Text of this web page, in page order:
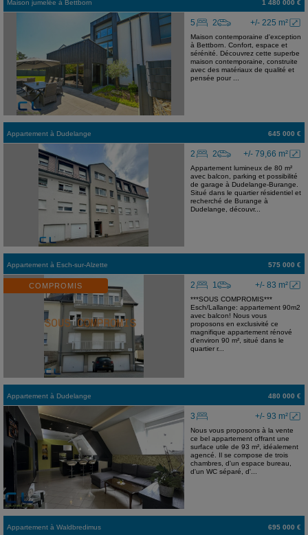
Maison jumelée à Bettborn 1 480 000 €
+/- 225 m²
5 2
Maison contemporaine d'exception
à Bettborn. Confort, espace et
sérénité. Découvrez cette superbe
maison contemporaine, construite
avec des matériaux de qualité et
pensée pour ...
Appartement à Dudelange 645 000 €
+/- 79,66 m²
2 2
Appartement lumineux de 80 m²
avec balcon, parking et possibilité
de garage à Dudelange-Burange.
Situé dans le quartier résidentiel et
recherché de Burange à
Dudelange, découvr...
Appartement à Esch-sur-Alzette 575 000 €
COMPROMIS +/- 83 m²
2 1
***SOUS COMPROMIS***
Esch/Lallange: appartement 90m2
avec balcon! Nous vous
proposons en exclusivité ce
magnifique appartement rénové
d'environ 90 m², situé dans le
quartier r...
Appartement à Dudelange 480 000 €
+/- 93 m²
3
Nous vous proposons à la vente
ce bel appartement offrant une
surface utile de 93 m², idéalement
agencé. Il se compose de trois
chambres, d'un espace bureau,
d'un WC séparé, d'...
Appartement à Waldbredimus 695 000 €